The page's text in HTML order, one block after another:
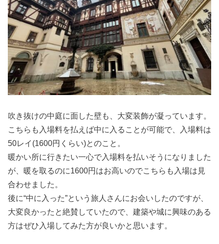
吹き抜けの中庭に面した壁も、大変装飾が凝っています。
こちらも入場料を払えば中に入ることが可能で、入場料は
50レイ(1600円くらい)とのこと。
暖かい所に行きたい一心で入場料を払いそうになりました
が、暖を取るのに1600円はお高いのでこちらも入場は見
合わせました。
後に“中に入った”という旅人さんにお会いしたのですが、
大変良かったと絶賛していたので、建築や城に興味のある
方はぜひ入場してみた方が良いかと思います。